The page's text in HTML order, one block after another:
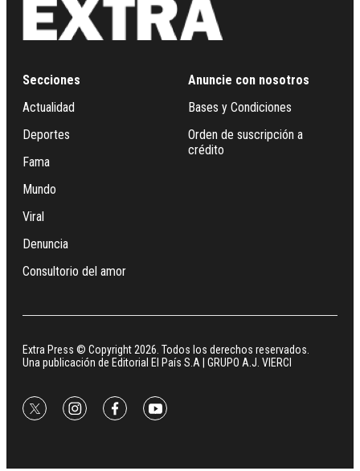
Secciones
Actualidad
Deportes
Fama
Mundo
Viral
Denuncia
Consultorio del amor
Anuncie con nosotros
Bases y Condiciones
Orden de suscripción a
crédito
Extra Press © Copyright 2026. Todos los derechos reservados.
Una publicación de Editorial El País S.A | GRUPO A.J. VIERCI
twitterinstagramfacebookyoutube